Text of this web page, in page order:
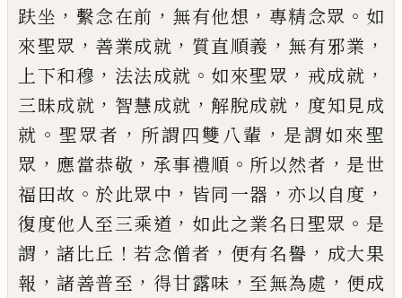
趺坐 ， 繫念在前 ， 無有他想 ， 專精念眾 。 如
來聖眾 ， 善業成就 ， 質直順義 ， 無有邪業 ，
上下和穆 ， 法法成就 。 如來聖眾 ， 戒成就 ，
三昧成就 ， 智慧成就 ， 解脫成就 ， 度知見成
就 。 聖眾者 ， 所謂四雙八輩 ， 是謂如來聖
眾 ， 應當恭敬 ， 承事禮順 。 所以然者 ， 是世
福田故 。 於此眾中 ， 皆同一器 ，亦以自度 ，
復度他人至三乘道 ， 如此之業名曰聖眾 。 是
謂 ，諸比丘 ！若念僧者 ， 便有名譽 ， 成大果
報 ，諸善普至 ， 得甘露味 ， 至無為處 ， 便成